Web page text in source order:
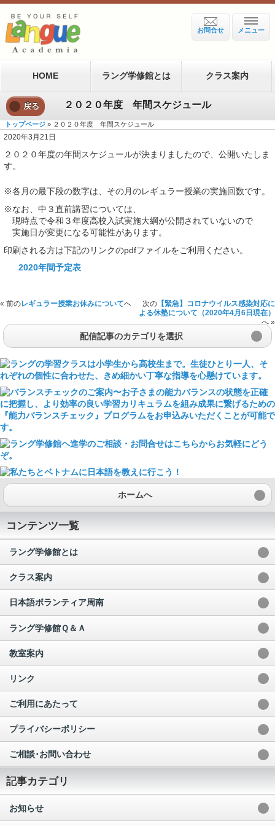
メニュー
お問合せ
HOME ラング学修館とは クラス案内
戻る ２０２０年度 年間スケジュール
トップページ » ２０２０年度 年間スケジュール
2020年3月21日
２０２０年度の年間スケジュールが決まりましたので、公開いたしま
す。
※各月の最下段の数字は、その月のレギュラー授業の実施回数です。
※なお、中３直前講習については、
現時点で令和３年度高校入試実施大綱が公開されていないので
実施日が変更になる可能性があります。
印刷される方は下記のリンクのpdfファイルをご利用ください。
2020年間予定表
« 前のレギュラー授業お休みについてへ 次の 【緊急】コロナウイルス感染対応に
よる休塾について（2020年4月6日現在）
へ »
配信記事のカテゴリを選択
ホームへ
コンテンツ一覧
ラング学修館とは
クラス案内
日本語ボランティア周南
ラング学修館Ｑ＆Ａ
教室案内
リンク
ご利用にあたって
プライバシーポリシー
ご相談･お問い合わせ
記事カテゴリ
お知らせ